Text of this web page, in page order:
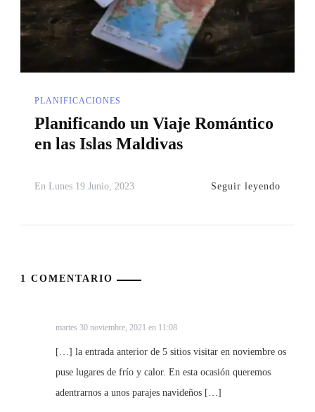
PLANIFICACIONES
Planificando un Viaje Romántico
en las Islas Maldivas
En Lunes 19 Junio, 2023 Seguir leyendo
1 COMENTARIO
martes 30 noviembre, 2021 en 11:08
[…] la entrada anterior de 5 sitios visitar en noviembre os
puse lugares de frío y calor. En esta ocasión queremos
adentrarnos a unos parajes navideños […]